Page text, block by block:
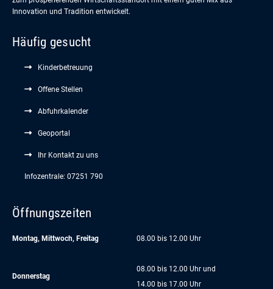
Innovation und Tradition entwickelt.
Häufig gesucht
Kinderbetreuung
Offene Stellen
Abfuhrkalender
Geoportal
Ihr Kontakt zu uns
Infozentrale: 07251 790
Öffnungszeiten
Montag, Mittwoch, Freitag 08.00 bis 12.00 Uhr
Donnerstag
08.00 bis 12.00 Uhr und
14.00 bis 17.00 Uhr